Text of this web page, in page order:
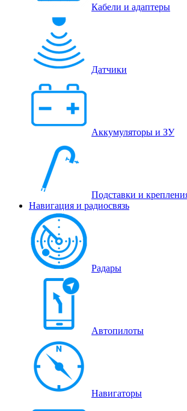
Кабели и адаптеры
Датчики
Аккумуляторы и ЗУ
Подставки и
Навигация и радиосвязь
Радары
Автопилоты
Навигаторы